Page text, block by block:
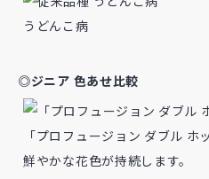
うどんこ病
◎ジニア 色あせ比較
「プロフュージョン ダブル
鮮やかな花色が持続します。